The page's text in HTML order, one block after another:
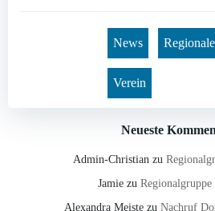
News
Verein
Neueste
Admin-Christianzu
Jamie zu Regionalgruppe
Alexandra Meistezu Nachruf